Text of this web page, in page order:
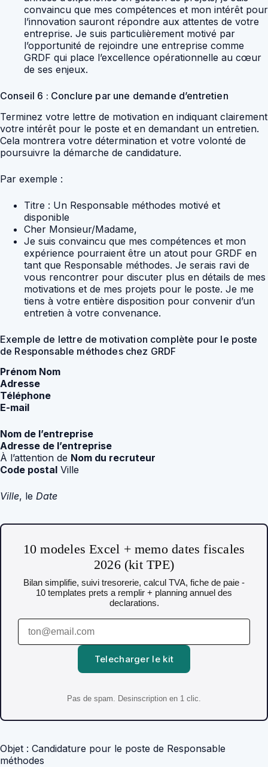
convaincu que mes compétences et mon intérêt pour
l’innovation sauront répondre aux attentes de votre
entreprise. Je suis particulièrement motivé par
l’opportunité de rejoindre une entreprise comme
GRDF qui place l’excellence opérationnelle au cœur
de ses enjeux.
Conseil 6 : Conclure par une demande d’entretien
Terminez votre lettre de motivation en indiquant clairement
votre intérêt pour le poste et en demandant un entretien.
Cela montrera votre détermination et votre volonté de
poursuivre la démarche de candidature.
Par exemple :
Titre : Un Responsable méthodes motivé et
disponible
Cher Monsieur/Madame,
Je suis convaincu que mes compétences et mon
expérience pourraient être un atout pour GRDF en
tant que Responsable méthodes. Je serais ravi de
vous rencontrer pour discuter plus en détails de mes
motivations et de mes projets pour le poste. Je me
tiens à votre entière disposition pour convenir d’un
entretien à votre convenance.
Exemple de lettre de motivation complète pour le poste
de Responsable méthodes chez GRDF
Prénom Nom
Adresse
Téléphone
E-mail
Nom de l’entreprise
Adresse de l’entreprise
À l’attention de Nom du recruteur
Code postal Ville
Ville, le Date
10 modeles Excel + memo dates fiscales
2026 (kit TPE)
Bilan simplifie, suivi tresorerie, calcul TVA, fiche de paie -
10 templates prets a remplir + planning annuel des
declarations.
Telecharger le kit
Pas de spam. Desinscription en 1 clic.
Objet : Candidature pour le poste de Responsable
méthodes